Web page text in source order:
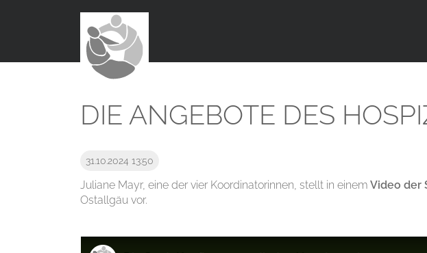
DIE ANGEBOTE DES
31.10.2024 13:50
Juliane Mayr, eine der vier Koordinatorinnen, stellt in einem Video der
Ostallgäu vor.